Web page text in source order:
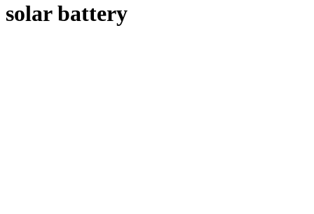
solar battery